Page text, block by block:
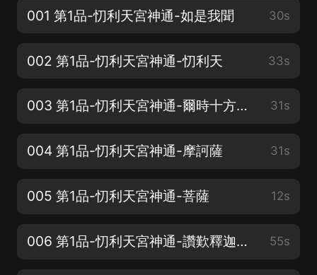
001 第1品-忉利天宮神通-如是我聞 30s
002 第1品-忉利天宮神通-忉利天 33s
003 第1品-忉利天宮神通-爾時十方無量世界 31s
004 第1品-忉利天宮神通-摩訶薩 31s
005 第1品-忉利天宮神通-菩薩 12s
006 第1品-忉利天宮神通-讚歎釋迦牟尼佛 55s